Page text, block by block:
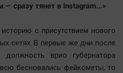
сразу тянет в Instagram...»
с присутствием нового
сетях. В первые же дни после
должность врио губернатора
бесновались фейкометы, то